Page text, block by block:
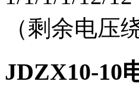
（剩余电压
JDZX10-10